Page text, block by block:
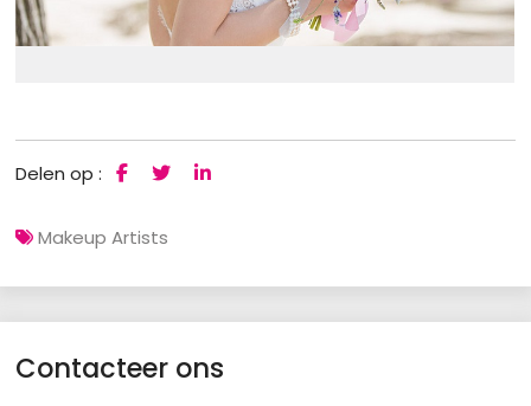
Delen op :
Makeup Artists
Contacteer ons